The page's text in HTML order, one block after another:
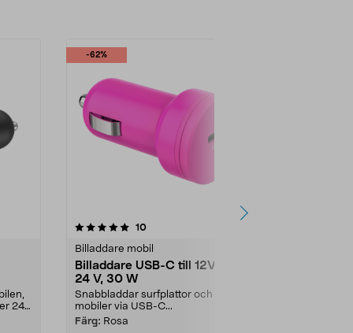
24
-62%
10recensioner
Billaddare mobil
Billaddare USB-C till 12V och
24 V, 30 W
Snabbladdar surfplattor och
mobiler via USB-C...
Färg: Rosa
4.5 av 5 stjärnor